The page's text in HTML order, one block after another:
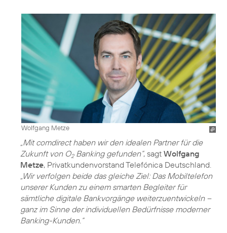
Wolfgang Metze
„Mit comdirect haben wir den idealen Partner für die
Zukunft von O2Banking gefunden“, sagt Wolfgang
Metze, Privatkundenvorstand Telefónica Deutschland.
„Wir verfolgen beide das gleiche Ziel: Das Mobiltelefon
unserer Kunden zu einem smarten Begleiter für
sämtliche digitale Bankvorgänge weiterzuentwickeln –
ganz im Sinne der individuellen Bedürfnisse moderner
Banking-Kunden.“